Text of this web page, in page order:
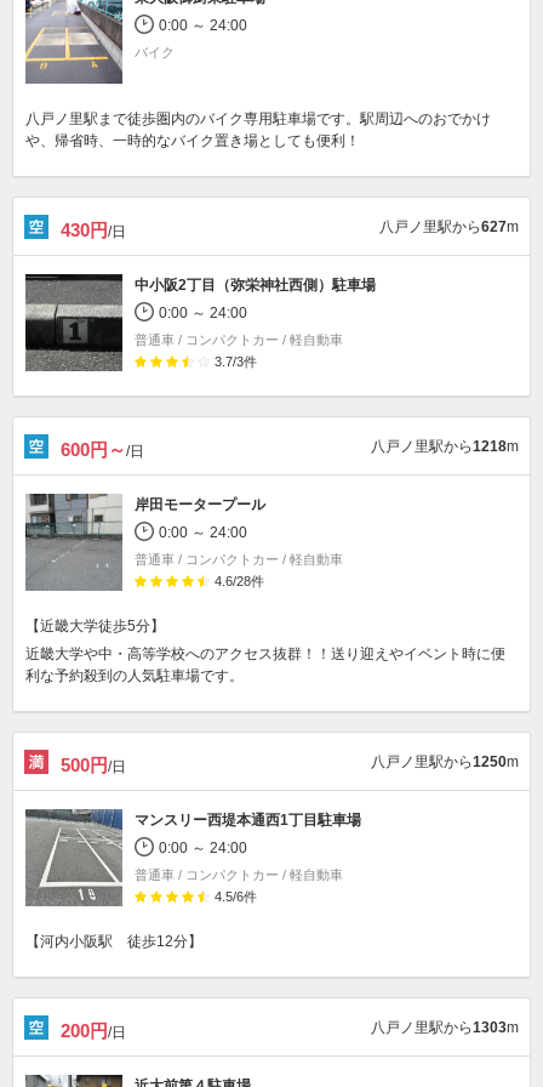
0:00 ～ 24:00
バイク
八戸ノ里駅まで徒歩圏内のバイク専用駐車場です。駅周辺へのおでかけ
や、帰省時、一時的なバイク置き場としても便利！
430円/日 八戸ノ里駅から627m
中小阪2丁目（弥栄神社西側）駐車場
0:00 ～ 24:00
普通車 / コンパクトカー / 軽自動車
3.7/3件
600円～/日 八戸ノ里駅から1218m
岸田モータープール
0:00 ～ 24:00
普通車 / コンパクトカー / 軽自動車
4.6/28件
【近畿大学徒歩5分】
近畿大学や中・高等学校へのアクセス抜群！！送り迎えやイベント時に便
利な予約殺到の人気駐車場です。
500円/日 八戸ノ里駅から1250m
マンスリー西堤本通西1丁目駐車場
0:00 ～ 24:00
普通車 / コンパクトカー / 軽自動車
4.5/6件
【河内小阪駅 徒歩12分】
200円/日 八戸ノ里駅から1303m